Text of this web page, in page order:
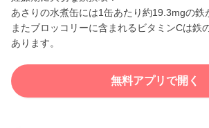
e
o
あさりの水煮缶には1缶あたり約19.3mgの鉄
またブロッコリーに含まれるビタミンCは鉄
あります。
無料アプリで開く